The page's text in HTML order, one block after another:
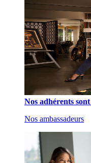
Nos adhérents
Nos ambassadeurs